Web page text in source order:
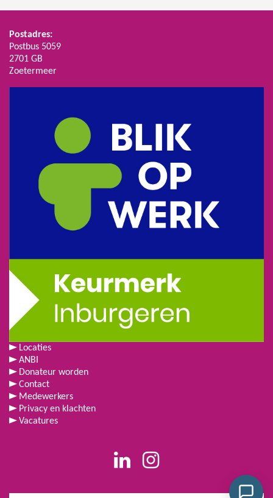
Postadres:
Postbus 5059
2701 GB
Zoetermeer
Locaties
ANBI
Donateur worden
Contact
Medewerkers
Privacy en klachten
Vacatures